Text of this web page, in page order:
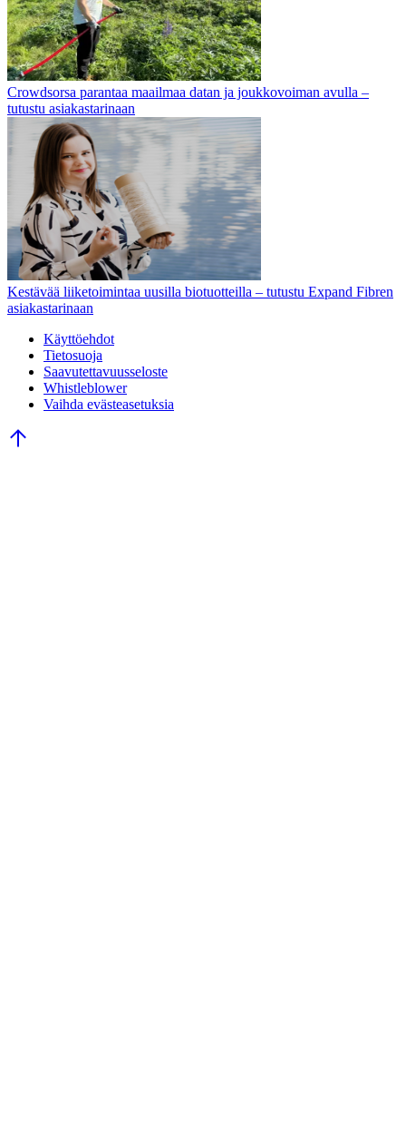
Crowdsorsa parantaa maailmaa datan ja joukkovoiman avulla –
tutustu asiakastarinaan
Kestävää liiketoimintaa uusilla biotuotteilla – tutustu Expand Fibren
asiakastarinaan
Käyttöehdot
Tietosuoja
Saavutettavuusseloste
Whistleblower
Vaihda evästeasetuksia